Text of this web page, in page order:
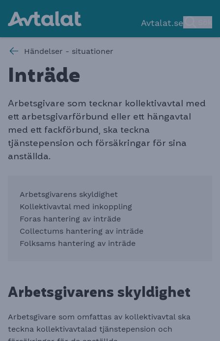
Avtalat.se
Händelser - situationer
Inträde
Arbetsgivare som tecknar kollektivavtal med
ett arbetsgivarförbund eller ett hängavtal
med ett fackförbund, ska teckna
tjänstepension och försäkringar för sina
anställda.
Arbetsgivarens skyldighet
Kollektivavtal med inkoppling
Foras hantering av inträde
Collectums hantering av inträde
Folksams hantering av inträde
Arbetsgivarens skyldighet
Arbetsgivare som omfattas av kollektivavtal ska
teckna kollektivavtalad tjänstepension och